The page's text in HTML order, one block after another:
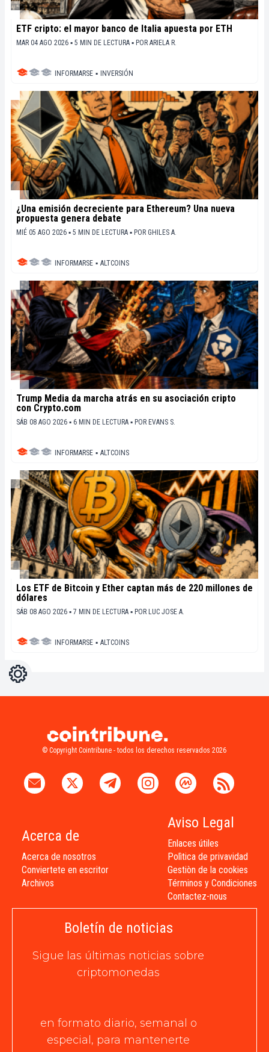
ETF cripto: el mayor banco de Italia apuesta por ETH
MAR 04 AGO 2026 ▪ 5 MIN DE LECTURA ▪ POR ARIELA R.
INFORMARSE ▪ INVERSIÓN
¿Una emisión decreciente para Ethereum? Una nueva
propuesta genera debate
MIÉ 05 AGO 2026 ▪ 5 MIN DE LECTURA ▪ POR GHILES A.
INFORMARSE ▪ ALTCOINS
Trump Media da marcha atrás en su asociación cripto
con Crypto.com
SÁB 08 AGO 2026 ▪ 6 MIN DE LECTURA ▪ POR EVANS S.
INFORMARSE ▪ ALTCOINS
Los ETF de Bitcoin y Ether captan más de 220 millones de
dólares
SÁB 08 AGO 2026 ▪ 7 MIN DE LECTURA ▪ POR LUC JOSE A.
INFORMARSE ▪ ALTCOINS
Ajustes
© Copyright Cointribune - todos los derechos reservados 2026
Acerca de
Acerca de nosotros
Conviertete en escritor
Archivos
Aviso Legal
Enlaces útiles
Polìtica de privavidad
Gestiòn de la cookies
Términos y Condiciones
Contactez-nous
Boletín de noticias
Sigue las últimas noticias sobre
criptomonedas
en formato diario, semanal o
especial, para mantenerte